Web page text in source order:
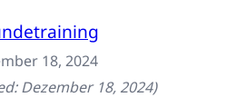
18, 2024
Dezember 18, 2024)